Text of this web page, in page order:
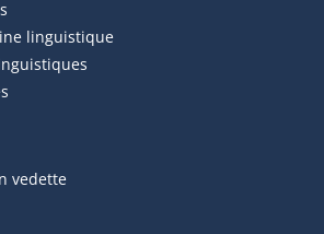
linguistique
vedette